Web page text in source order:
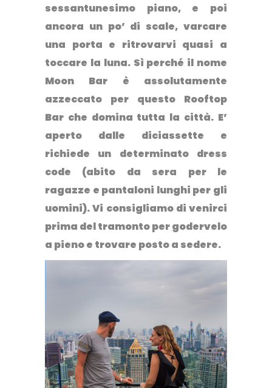
sessantunesimo piano, e poi
ancora un po’ di scale, varcare
una porta e ritrovarvi quasi a
toccare la luna. Sì perché il nome
Moon Bar è assolutamente
azzeccato per questo Rooftop
Bar che domina tutta la città. E’
aperto dalle diciassette e
richiede un determinato dress
code (abito da sera per le
ragazze e pantaloni lunghi per gli
uomini). Vi consigliamo di venirci
prima del tramonto per godervelo
a pieno e trovare posto a sedere.